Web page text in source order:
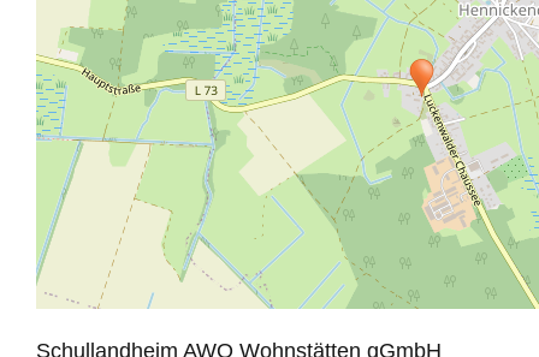
Schullandheim AWO Wohnstätten gGmbH